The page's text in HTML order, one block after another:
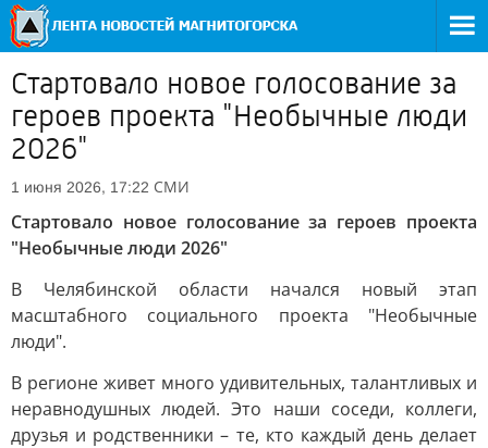
Стартовало новое голосование за
героев проекта "Необычные люди
2026"
1 июня 2026, 17:22 СМИ
Стартовало новое голосование за героев проекта
"Необычные люди 2026"
В Челябинской области начался новый этап
масштабного социального проекта "Необычные
люди".
В регионе живет много удивительных, талантливых и
неравнодушных людей. Это наши соседи, коллеги,
друзья и родственники – те, кто каждый день делает